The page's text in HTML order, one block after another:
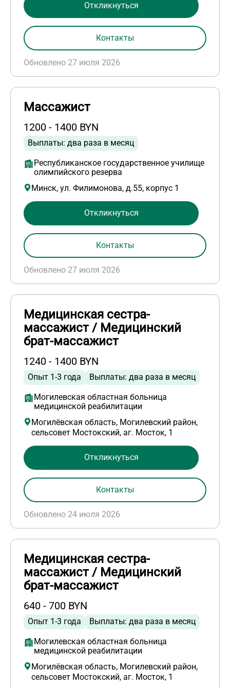
Обновлено 27 июля 2026
Откликнуться
Контакты
Массажист
1200 - 1400 BYN
Выплаты: два раза в месяц
Республиканское государственное училище
олимпийского резерва
Минск, ул. Филимонова, д.55, корпус 1
Обновлено 27 июля 2026
Откликнуться
Контакты
Медицинская сестра-
массажист / Медицинский
брат-массажист
1240 - 1400 BYN
Опыт 1-3 года Выплаты: два раза в месяц
Могилевская областная больница
медицинской реабилитации
Могилёвская область, Могилевский район,
сельсовет Мостокский, аг. Мосток, 1
Обновлено 24 июля 2026
Откликнуться
Контакты
Медицинская сестра-
массажист / Медицинский
брат-массажист
640 - 700 BYN
Опыт 1-3 года Выплаты: два раза в месяц
Могилевская областная больница
медицинской реабилитации
Могилёвская область, Могилевский район,
сельсовет Мостокский, аг. Мосток, 1